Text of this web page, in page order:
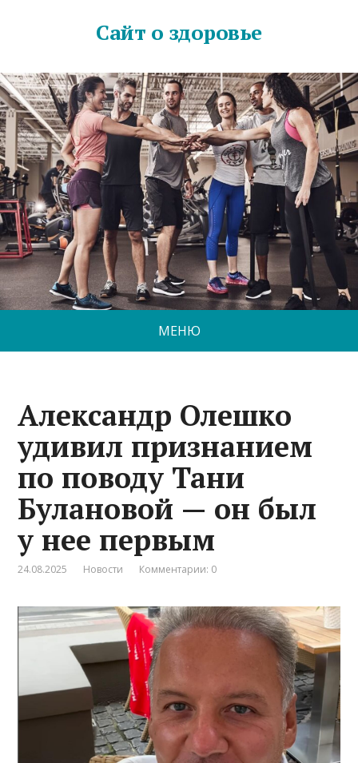
Сайт о здоровье
МЕНЮ
Александр Олешко
удивил признанием
по поводу Тани
Булановой — он был
у нее первым
24.08.2025 Новости Комментарии: 0